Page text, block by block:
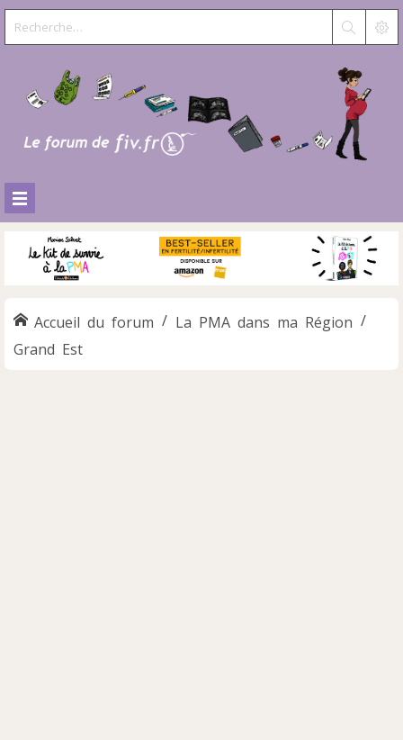
Accueil du forum
La PMA dans ma Région
Grand Est